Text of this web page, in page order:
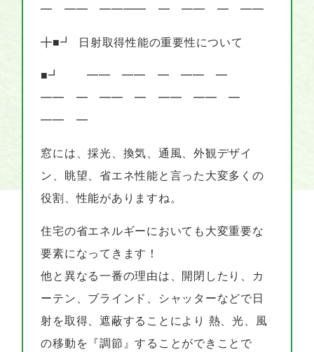
━ ━━ ━━━━ ━ ━━ ━ ━━
╋■┛ 日射取得性能の重要性について
■┛ ━━ ━━ ━ ━━ ━
━━ ━ ━━ ━ ━━ ━━ ━
━━ ━
窓には、採光、換気、通風、外観デザイ
ン、眺望、省エネ性能と言った大変多くの
役割、性能がありますね。
住宅の省エネルギーにおいても大変重要な
要素になってきます！
他と異なる一番の理由は、開閉したり、カ
ーテン、ブラインド、シャッターなどで日
射を取得、遮蔽することにより 熱、光、風
の移動を『調節』することができことで